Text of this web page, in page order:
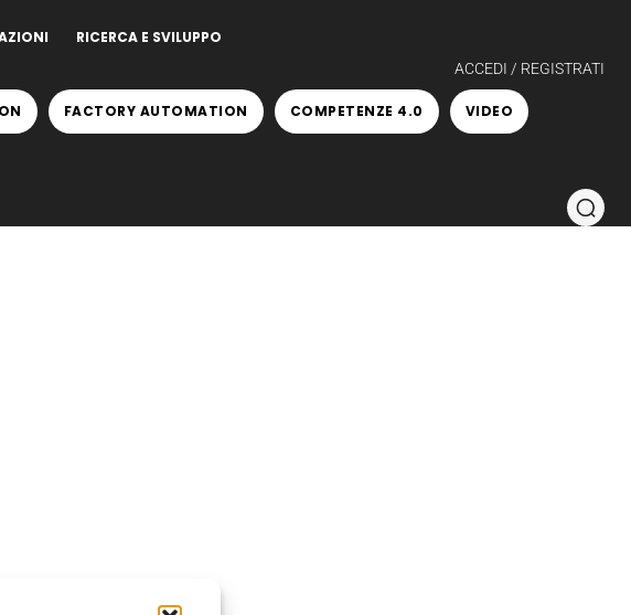
RICERCA E SVILUPPO
ACCEDI / REGISTRATI
FACTORY AUTOMATION COMPETENZE 4.0 VIDEO